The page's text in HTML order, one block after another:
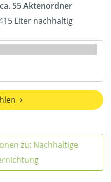
ca. 55 Aktenordner
Liter nachhaltig
zu: Nachhaltige